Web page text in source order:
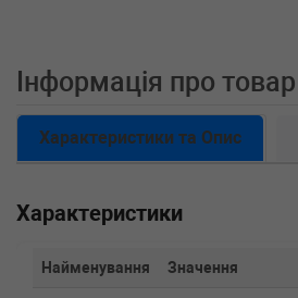
Інформація про товар
Характеристики та Опис
Характеристики
Найменування Значення